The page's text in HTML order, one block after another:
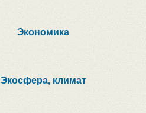
Экономика
Экосфера, климат